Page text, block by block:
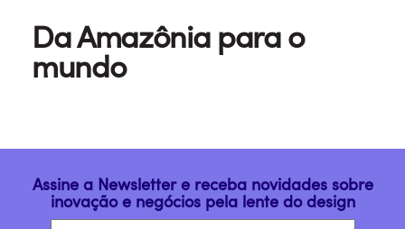
Da Amazônia para o
mundo
Assine a Newsletter e receba novidades sobre
inovação e negócios pela lente do design